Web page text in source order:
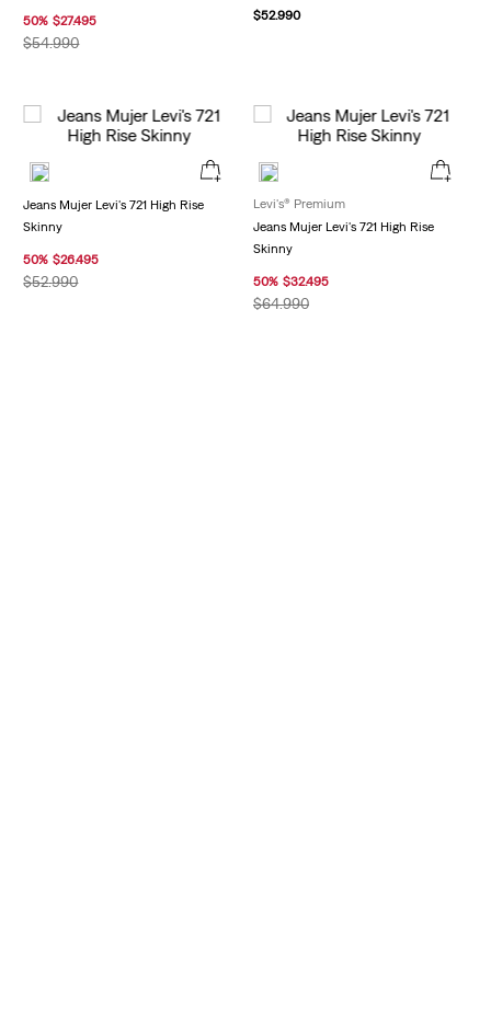
50% $27.495
$54.990
$52.990
Jeans Mujer Levi's 721 High Rise
Skinny
50% $26.495
$52.990
Levi's® Premium
Jeans Mujer Levi's 721 High Rise
Skinny
50% $32.495
$64.990